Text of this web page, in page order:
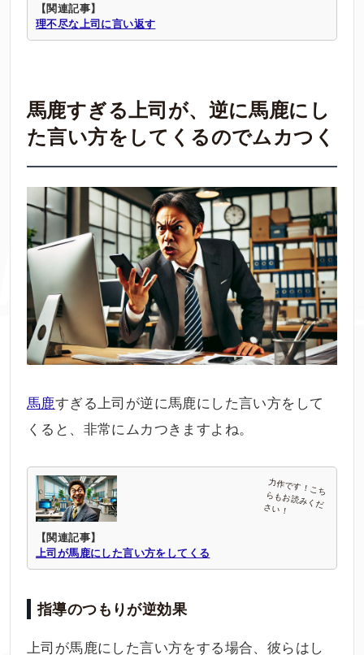
【関連記事】
理不尽な上司に言い返す
馬鹿すぎる上司が、逆に馬鹿にし
た言い方をしてくるのでムカつく
馬鹿すぎる上司が逆に馬鹿にした言い方をして
くると、非常にムカつきますよね。
【関連記事】
上司が馬鹿にした言い方をしてくる
指導のつもりが逆効果
上司が馬鹿にした言い方をする場合、彼らはし